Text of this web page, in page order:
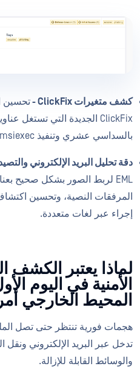
كشف متغيرات ClickFix -
تحسين
بالسداسي عشري وتنفيذ msiexec.
دقة تحليل البريد الإلكتروني
المرفقات النصية، وتحسين
إجراء عبر لغات متعددة.
لماذا يعتبر الكشف
الأمنية في اليوم
المحيط الخارجي
هجمات فورية تنتظر حتى تصل
تدخل عبر البريد الإلكتروني ونقل
والوسائط القابلة للإزالة.